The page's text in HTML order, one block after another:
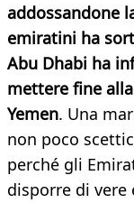
addossandone
emiratini ha
Abu Dhabi ha
mettere fine
Yemen. Una
non poco
perché gli
disporre di vere